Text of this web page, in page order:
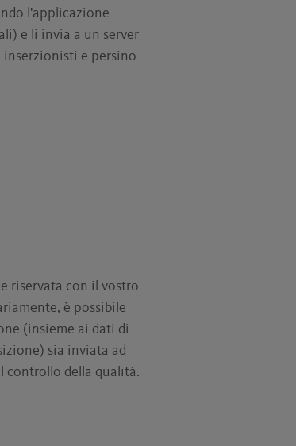
l'applicazione
e li invia a un server
inserzionisti e persino
riservata con il vostro
è possibile
(insieme ai dati di
sia inviata ad
controllo della qualità.